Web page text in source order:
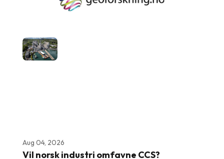
Aug 04, 2026
Vil norsk industri omfavne CCS?